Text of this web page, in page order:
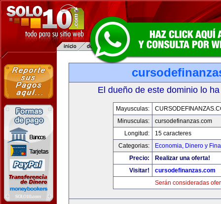
El dueño de este dominio lo
Mayusculas:
Minusculas:
cursodefinanzas.com
Longitud:
15 caracteres
Categorias:
Economia, Dinero y
Precio:
Realizar una oferta!
Visitar!
cursodefinanzas.com
Serán consideradas